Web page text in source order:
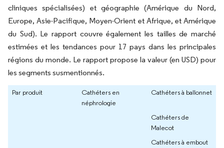
cliniques spécialisées) et géographie (Amérique du Nord,
Europe, Asie-Pacifique, Moyen-Orient et Afrique, et Amérique
du Sud). Le rapport couvre également les tailles de marché
estimées et les tendances pour 17 pays dans les principales
régions du monde. Le rapport propose la valeur (en USD) pour
les segments susmentionnés.
Par produit
Cathéters en
néphrologie
Cathéters à ballonnet
Cathéters de
Malecot
Cathéters à embout